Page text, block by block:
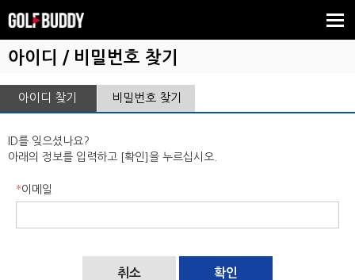
아이디 / 비밀번호 찾기
아이디 찾기 비밀번호 찾기
ID를 잊으셨나요?
아래의 정보를 입력하고 [확인]을 누르십시오.
*이메일
취소 확인